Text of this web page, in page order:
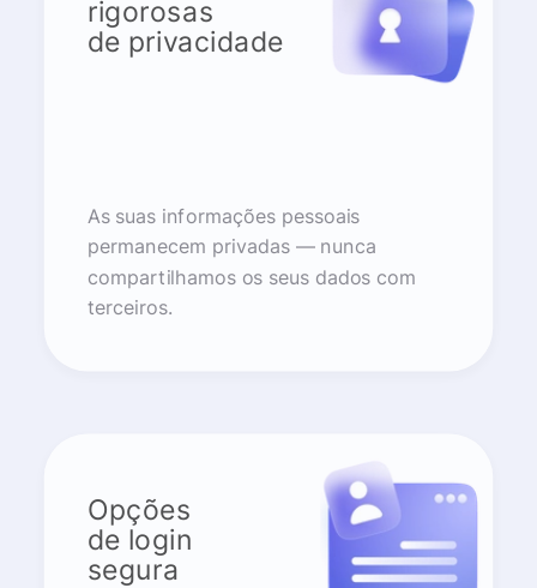
rigorosas
de privacidade
As suas informações pessoais
permanecem privadas — nunca
compartilhamos os seus dados com
terceiros.
Opções
de login
segura